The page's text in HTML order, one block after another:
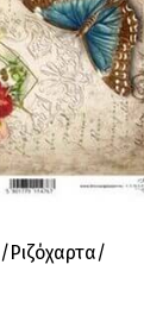
Ριζόχαρτα